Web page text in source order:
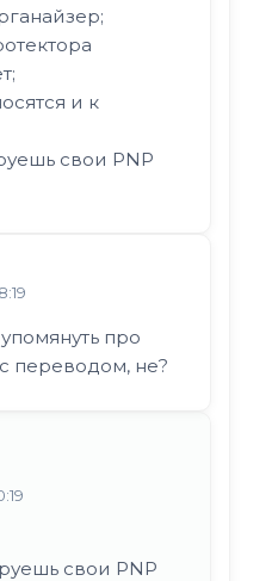
и к
свои PNP
про
переводом, не?
свои PNP